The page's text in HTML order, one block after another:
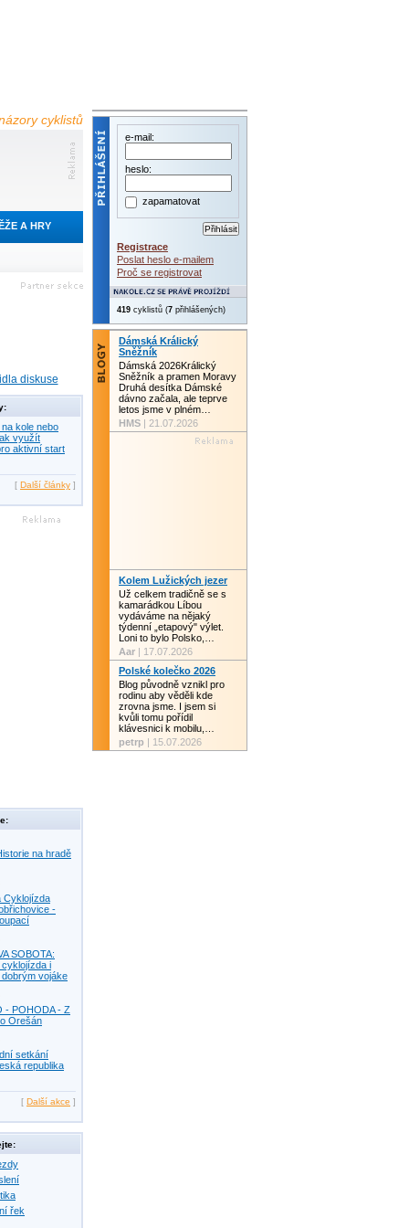
cyklistů
A HRY
diskuse
kole nebo
využít
aktivní start
[ Další články ]
na hradě
Cyklojízda
-
SOBOTA:
i
vojáke
- POHODA - Z
Orešán
setkání
republika
[ Další akce ]
řek
e-mail:
heslo:
zapamatovat
Registrace
Poslat heslo e-mailem
Proč se registrovat
419 cyklistů (7 přihlášených)
Dámská Králický
Sněžník
Dámská 2026Králický
Sněžník a pramen Moravy
Druhá desítka Dámské
dávno začala, ale teprve
letos jsme v plném…
HMS | 21.07.2026
Kolem Lužických jezer
Už celkem tradičně se s
kamarádkou Líbou
vydáváme na nějaký
týdenní „etapový" výlet.
Loni to bylo Polsko,…
Aar | 17.07.2026
Polské kolečko 2026
Blog původně vznikl pro
rodinu aby věděli kde
zrovna jsme. I jsem si
kvůli tomu pořídil
klávesnici k mobilu,…
petrp | 15.07.2026